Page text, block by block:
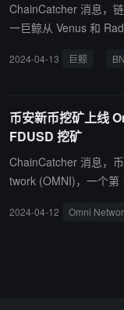
ChainCatcher 消息，
一巨鲸从 Venus 和
2024-04-13 巨鲸
币安新币挖矿上线
FDUSD 挖矿
ChainCatcher 消息，
twork (OMNI)，一个第
（东八区时间）后在
于此公告的大约五小时内，挖
2024-04-12 Omni